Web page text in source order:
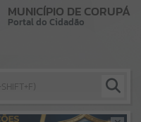
MUNICÍPIO DE CORUPÁ
Portal do Cidadão